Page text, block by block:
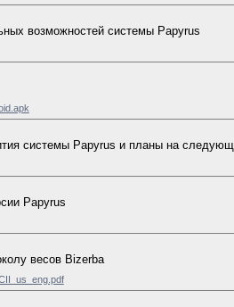
возможностей системы Papyrus
системы Papyrus и планы на
Papyrus
весов Bizerba